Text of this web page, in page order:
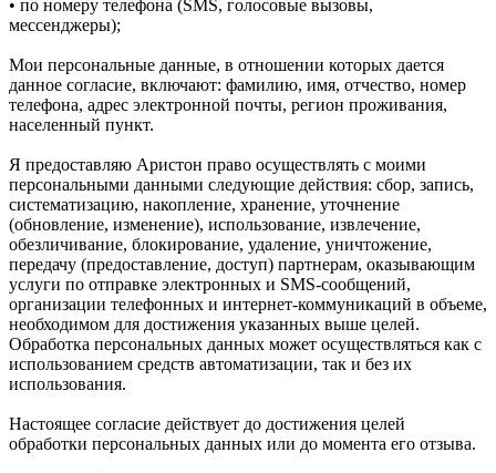
• по номеру телефона (SMS, голосовые вызовы,
мессенджеры);
Мои персональные данные, в отношении которых дается
данное согласие, включают: фамилию, имя, отчество, номер
телефона, адрес электронной почты, регион проживания,
населенный пункт.
Я предоставляю Аристон право осуществлять с моими
персональными данными следующие действия: сбор, запись,
систематизацию, накопление, хранение, уточнение
(обновление, изменение), использование, извлечение,
обезличивание, блокирование, удаление, уничтожение,
передачу (предоставление, доступ) партнерам, оказывающим
услуги по отправке электронных и SMS‑сообщений,
организации телефонных и интернет‑коммуникаций в объеме,
необходимом для достижения указанных выше целей.
Обработка персональных данных может осуществляться как с
использованием средств автоматизации, так и без их
использования.
Настоящее согласие действует до достижения целей
обработки персональных данных или до момента его отзыва.